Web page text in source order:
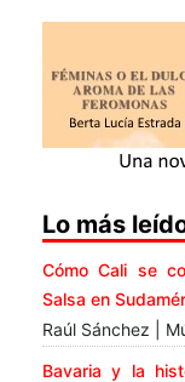
Lo más
Cómo Cali se
Salsa en
Raúl Sánchez |
Bavaria y la